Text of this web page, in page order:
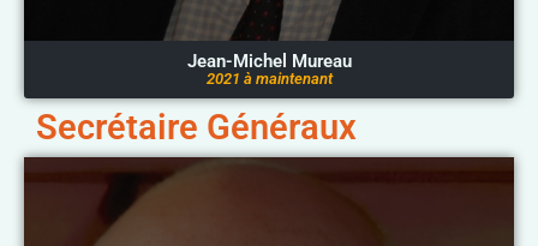
Jean-Michel Mureau
2021 à maintenant
Secrétaire Généraux